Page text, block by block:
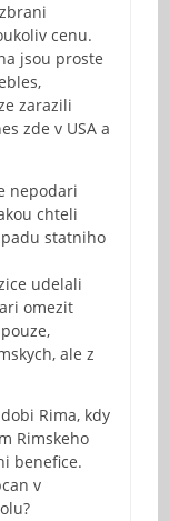
cenu.
jsou proste
zarazili
zde v USA a
nepodari
chteli
statniho
udelali
omezit
ale z
Rima, kdy
Rimskeho
benefice.
v